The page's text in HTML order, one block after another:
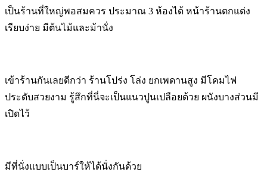
เป็นร้านที่ใหญ่พอสมควร ประมาณ 3 ห้องได้ หน้าร้านตกแต่ง
เรียบง่าย มีต้นไม้และม้านั่ง
เข้าร้านกันเลยดีกว่า ร้านโปร่ง โล่ง ยกเพดานสูง มีโคมไฟ
ประดับสวยงาม รู้สึกที่นี่จะเป็นแนวปูนเปลือยด้วย ผนังบางส่วนมี
เปิดไว้
มีที่นั่งแบบเป็นบาร์ให้ได้นั่งกันด้วย